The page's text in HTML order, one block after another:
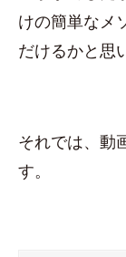
けの簡単なメ
だけるかと思
それでは、動
す。